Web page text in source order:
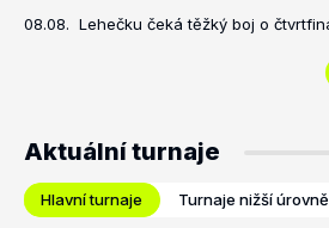
08.08. Lehečku čeká těžký boj o
Aktuální turnaje
Hlavní turnaje Turnaje nižší úrovně